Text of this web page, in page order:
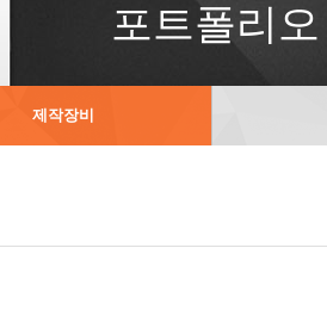
포트폴리오
제작장비